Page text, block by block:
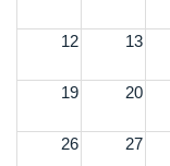
12 13
19 20
26 27